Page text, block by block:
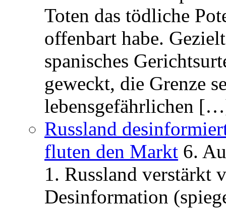
Toten das tödliche
offenbart habe.
spanisches
geweckt, die Grenze
lebensgefährlichen
Russland
fluten den Markt 6.
1. Russland verstärkt
Desinformation